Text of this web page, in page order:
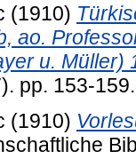
(1910)
ao.
u.
pp. 153-
(1910)